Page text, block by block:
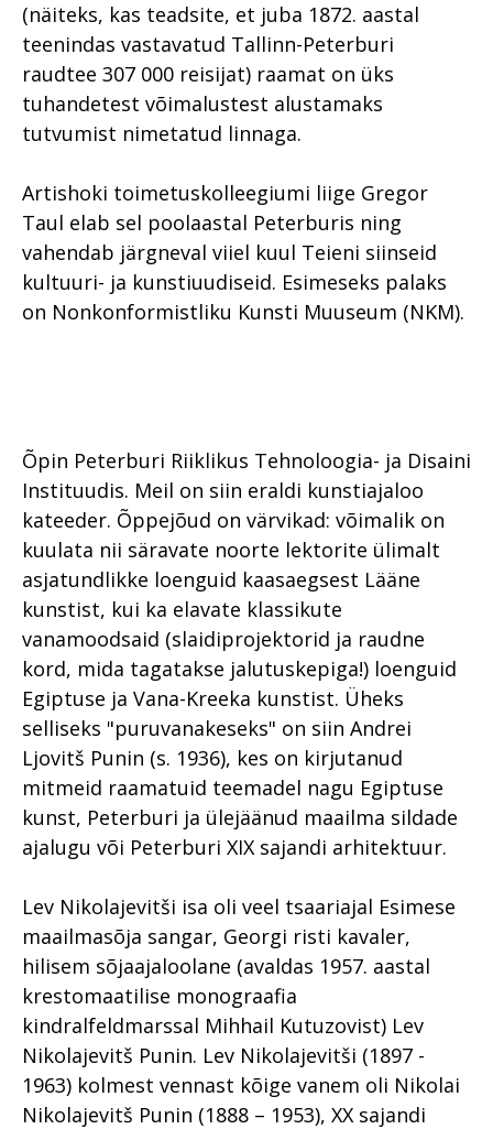
(näiteks, kas teadsite, et juba 1872. aastal
teenindas vastavatud Tallinn-Peterburi
raudtee 307 000 reisijat) raamat on üks
tuhandetest võimalustest alustamaks
tutvumist nimetatud linnaga.
Artishoki toimetuskolleegiumi liige Gregor
Taul elab sel poolaastal Peterburis ning
vahendab järgneval viiel kuul Teieni siinseid
kultuuri- ja kunstiuudiseid. Esimeseks palaks
on Nonkonformistliku Kunsti Muuseum (NKM).
Õpin Peterburi Riiklikus Tehnoloogia- ja Disaini
Instituudis. Meil on siin eraldi kunstiajaloo
kateeder. Õppejõud on värvikad: võimalik on
kuulata nii säravate noorte lektorite ülimalt
asjatundlikke loenguid kaasaegsest Lääne
kunstist, kui ka elavate klassikute
vanamoodsaid (slaidiprojektorid ja raudne
kord, mida tagatakse jalutuskepiga!) loenguid
Egiptuse ja Vana-Kreeka kunstist. Üheks
selliseks "puruvanakeseks" on siin Andrei
Ljovitš Punin (s. 1936), kes on kirjutanud
mitmeid raamatuid teemadel nagu Egiptuse
kunst, Peterburi ja ülejäänud maailma sildade
ajalugu või Peterburi XIX sajandi arhitektuur.
Lev Nikolajevitši isa oli veel tsaariajal Esimese
maailmasõja sangar, Georgi risti kavaler,
hilisem sõjaajaloolane (avaldas 1957. aastal
krestomaatilise monograafia
kindralfeldmarssal Mihhail Kutuzovist) Lev
Nikolajevitš Punin. Lev Nikolajevitši (1897 -
1963) kolmest vennast kõige vanem oli Nikolai
Nikolajevitš Punin (1888 – 1953), XX sajandi